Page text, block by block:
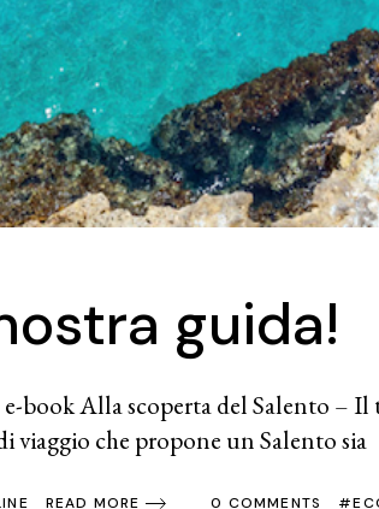
guida!
book Alla scoperta del Salento –
viaggio che propone un Salento sia
READ MORE 0 COMMENTS